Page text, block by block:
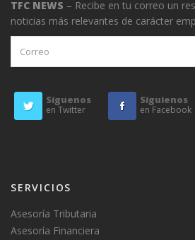
TFC NEWS – Recibe en tu correo un
noticias más relevantes de carácter
Síguenos
en Twitter
Síguienos
en Facebook
SERVICIOS
Asesoría Tributaria
Asesoría Financiera